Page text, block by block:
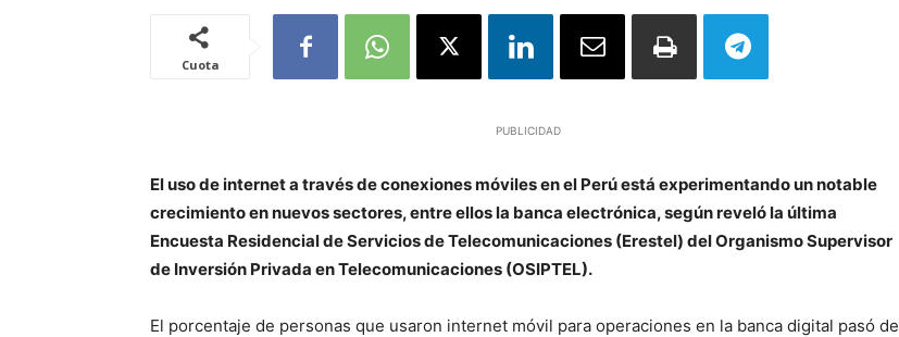
Cuota
PUBLICIDAD
El uso de internet a través de conexiones móviles en el Perú está experimentando un notable
crecimiento en nuevos sectores, entre ellos la banca electrónica, según reveló la última
Encuesta Residencial de Servicios de Telecomunicaciones (Erestel) del Organismo Supervisor
de Inversión Privada en Telecomunicaciones (OSIPTEL).
El porcentaje de personas que usaron internet móvil para operaciones en la banca digital pasó de